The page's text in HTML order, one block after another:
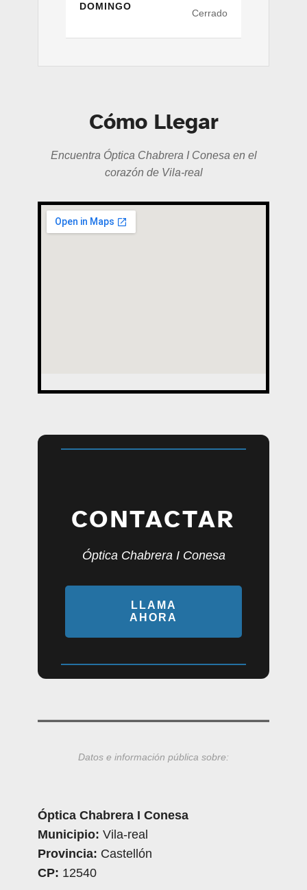
DOMINGO
Cerrado
Cómo Llegar
Encuentra Óptica Chabrera I Conesa en el
corazón de Vila-real
CONTACTAR
Óptica Chabrera I Conesa
LLAMA
AHORA
Datos e información pública sobre:
Óptica Chabrera I Conesa
Municipio: Vila-real
Provincia: Castellón
CP: 12540